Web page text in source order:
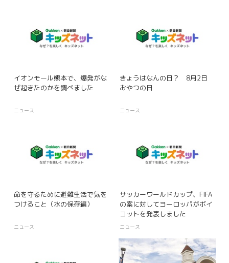
イオンモール熊本で、爆発がな
ぜ起きたのかを調べました
ニュース
きょうはなんの日？ 8月2日
おやつの日
ニュース
命を守るために避難生活で気を
つけること（水の保存編）
ニュース
サッカーワールドカップ、FIFA
の案に対してヨーロッパがボイ
コットを発表しました
ニュース